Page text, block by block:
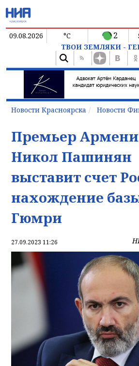
09.08.2026 °C 2
ТВОИ ЗЕМЛЯКИ -
Новости Красноярска Новости
Премьер
Никол Пашинян
выставит счет
нахождение
Гюмри
27.09.2023 11:26